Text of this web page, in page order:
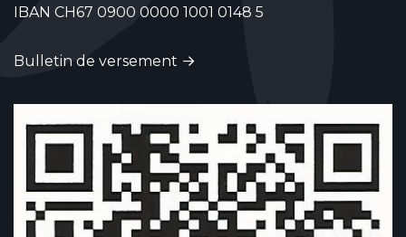
IBAN CH67 0900 0000 1001 0148 5
Bulletin de versement